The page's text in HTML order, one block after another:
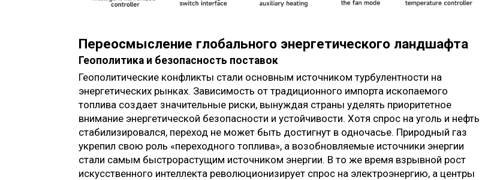
Переосмысление глобального энергетического ландшафта
Геополитика и безопасность поставок
Геополитические конфликты стали основным источником турбулентности на
энергетических рынках. Зависимость от традиционного импорта ископаемого
топлива создает значительные риски, вынуждая страны уделять приоритетное
внимание энергетической безопасности и устойчивости. Хотя спрос на уголь и нефть
стабилизировался, переход не может быть достигнут в одночасье. Природный газ
укрепил свою роль «переходного топлива», а возобновляемые источники энергии
стали самым быстрорастущим источником энергии. В то же время взрывной рост
искусственного интеллекта революционизирует спрос на электроэнергию, а центры